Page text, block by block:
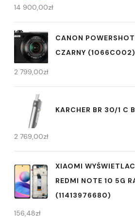
14 900,00zł
CANON
CZARNY (1066C002)
2 799,00zł
KARCHER BR 30/1
2 769,00zł
XIAOMI
REDMI NOTE 10 5G
(11413976680)
156,48zł